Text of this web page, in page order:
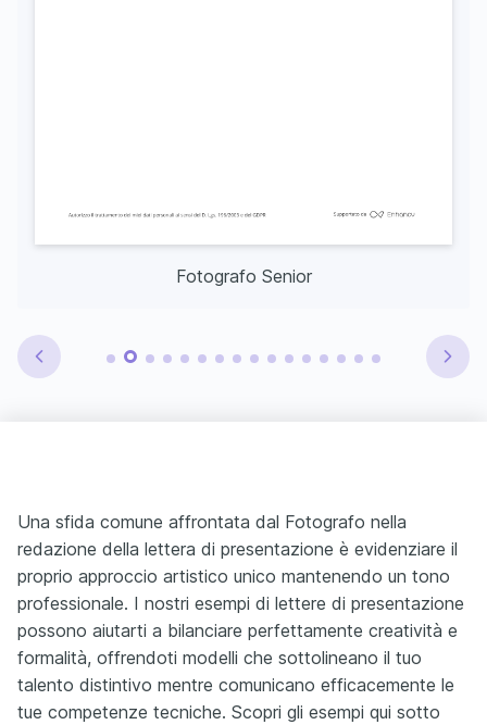
Fotografo Senior
Una sfida comune affrontata dal Fotografo nella
redazione della lettera di presentazione è evidenziare il
proprio approccio artistico unico mantenendo un tono
professionale. I nostri esempi di lettere di presentazione
possono aiutarti a bilanciare perfettamente creatività e
formalità, offrendoti modelli che sottolineano il tuo
talento distintivo mentre comunicano efficacemente le
tue competenze tecniche. Scopri gli esempi qui sotto